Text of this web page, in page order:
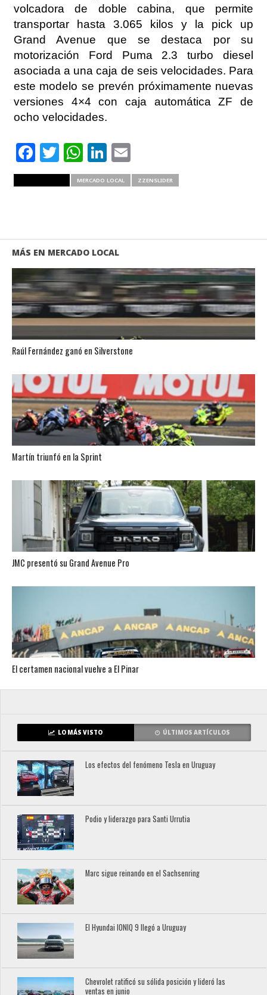
volcadora de doble cabina, que permite
transportar hasta 3.065 kilos y la pick up
Grand Avenue que se destaca por su
motorización Ford Puma 2.3 turbo diesel
asociada a una caja de seis velocidades. Para
este modelo se prevén próximamente nuevas
versiones 4×4 con caja automática ZF de
ocho velocidades.
Facebook
Twitter
WhatsApp
LinkedIn
Email
MERCADO LOCAL ZZENSLIDER
MÁS EN MERCADO LOCAL
Raúl Fernández ganó en Silverstone
Martín triunfó en la Sprint
JMC presentó su Grand Avenue Pro
El certamen nacional vuelve a El Pinar
LO MÁS VISTO ÚLTIMOS ARTÍCULOS
Los efectos del fenómeno Tesla en Uruguay
Podio y liderazgo para Santi Urrutia
Marc sigue reinando en el Sachsenring
El Hyundai IONIQ 9 llegó a Uruguay
Chevrolet ratificó su sólida posición y lideró las
ventas en junio